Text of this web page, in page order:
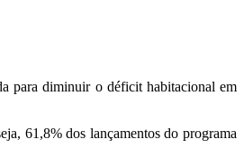
para diminuir o déficit habitacional em
61,8% dos lançamentos do programa